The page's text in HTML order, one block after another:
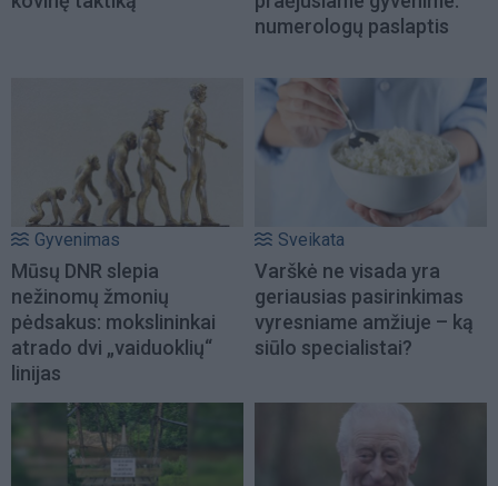
numerologų paslaptis
Gyvenimas
Mūsų DNR slepia
nežinomų žmonių
pėdsakus: mokslininkai
atrado dvi „vaiduoklių“
linijas
Sveikata
Varškė ne visada yra
geriausias pasirinkimas
vyresniame amžiuje – ką
siūlo specialistai?